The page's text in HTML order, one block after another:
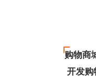
购物商
开发购